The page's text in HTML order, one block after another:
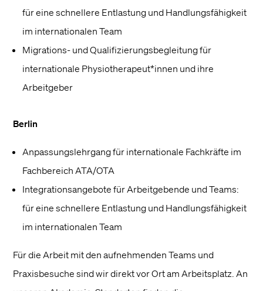
für eine schnellere Entlastung und Handlungsfähigkeit
im internationalen Team
Migrations- und Qualifizierungsbegleitung für
internationale Physiotherapeut*innen und ihre
Arbeitgeber
Berlin
Anpassungslehrgang für internationale Fachkräfte im
Fachbereich ATA/OTA
Integrationsangebote für Arbeitgebende und Teams:
für eine schnellere Entlastung und Handlungsfähigkeit
im internationalen Team
Für die Arbeit mit den aufnehmenden Teams und
Praxisbesuche sind wir direkt vor Ort am Arbeitsplatz. An